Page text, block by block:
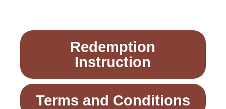
Redemption
Instruction
Terms and Conditions